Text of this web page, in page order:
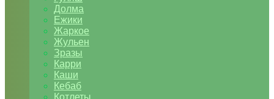
Долма
Ежики
Жаркое
Жульен
Зразы
Карри
Каши
Кебаб
Котлеты